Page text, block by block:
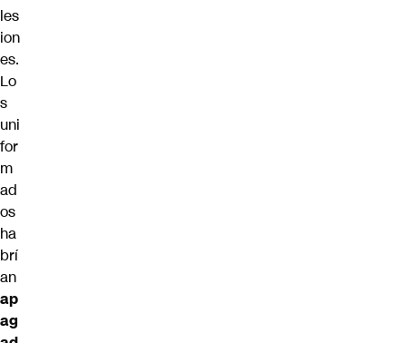
les
ion
es.
Lo
s
uni
for
m
ad
os
ha
brí
an
ap
ag